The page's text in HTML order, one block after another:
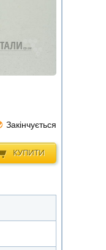
Закінчується
КУПИТИ